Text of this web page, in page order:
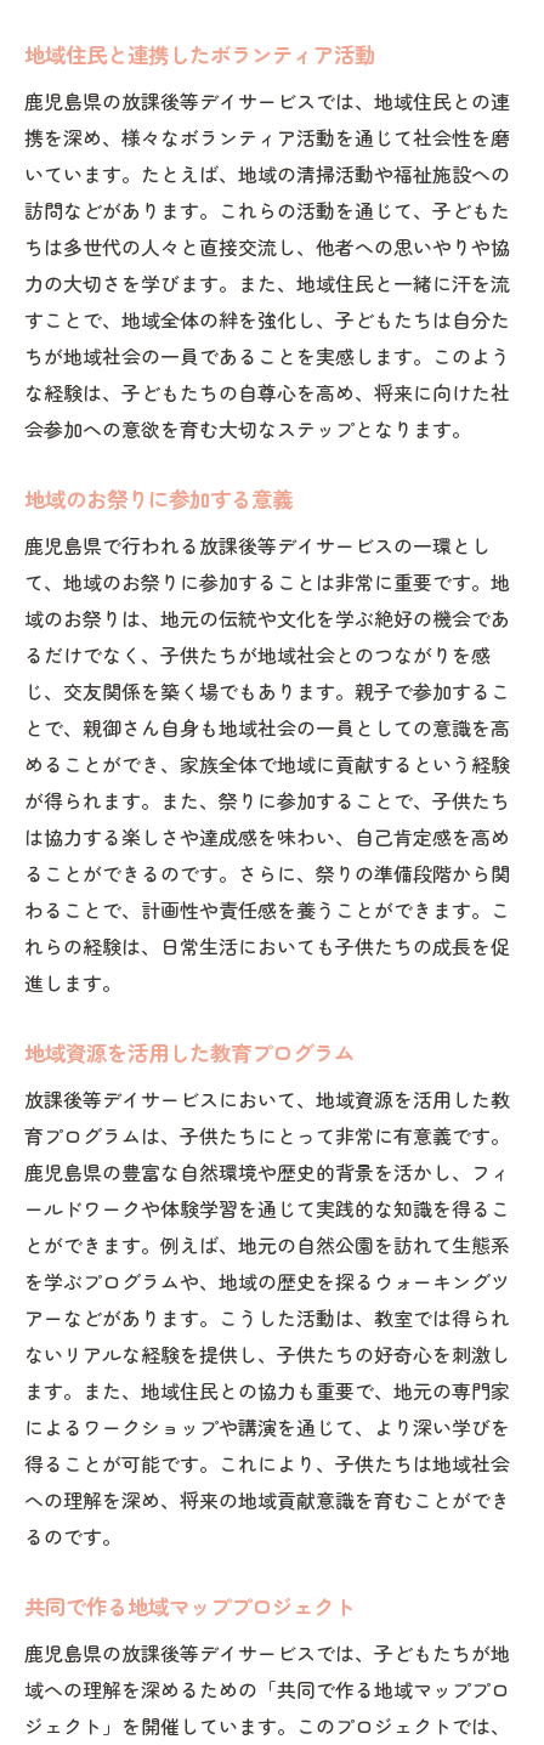
家族で楽しむ音楽フェスティバル
親子で学ぶテクノロジー教室
家族参加型の地域清掃活動
地域の伝統行事に参加することで得られる放課
後等デイサービスのメリット
伝統行事を通じた地域社会との交流
伝統文化の中で育む創造力
地域行事に参加することで得られる自信
世代を超えた交流による学び
伝統行事の準備を通じた協力体験
放課後等デイサービスが提供するコミュニケー
ション能力向上のチャンス
異年齢交流を通じた社会力育成
日常会話から学ぶスピーチスキル
自己表現を促進するディスカッション
ゲームを通じたコミュニケーションの練習
朗読イベントでの発表スキル向上
協力ゲームによるチームビルディング
地域社会への貢献と個々の成長を促す放課後等
デイサービスイベント
地域ボランティア活動の参加体験
地元企業とのコラボレーションプロジェク
生徒が企画する地域イベント
地域の歴史を学ぶフィールドワーク
地域の問題解決に向けたアイデアコンペ
鹿児島県の特色を体感できる放課後等デイサー
ビスのイベント案内
当地の伝統料理教室
地元の農産物収穫体験
鹿児島の歴史を学ぶ探訪ツアー
地域の特産品を使用したクラフト制作
地元アーティストとの交流会
伝統舞踊を体験するワークショップ
社会性を育むための多様な体験ができる放課後
演劇を通じた自己表現力の強化
スポーツを通じたフェアプレー精神の習得
音楽を通じた感受性の向上
地域探訪で学ぶ異文化理解
地域住民と連携したボランティア活動
鹿児島県の放課後等デイサービスでは、地域住民との連
携を深め、様々なボランティア活動を通じて社会性を磨
いています。たとえば、地域の清掃活動や福祉施設への
訪問などがあります。これらの活動を通じて、子どもた
ちは多世代の人々と直接交流し、他者への思いやりや協
力の大切さを学びます。また、地域住民と一緒に汗を流
すことで、地域全体の絆を強化し、子どもたちは自分た
ちが地域社会の一員であることを実感します。このよう
な経験は、子どもたちの自尊心を高め、将来に向けた社
会参加への意欲を育む大切なステップとなります。
地域のお祭りに参加する意義
鹿児島県で行われる放課後等デイサービスの一環とし
て、地域のお祭りに参加することは非常に重要です。地
域のお祭りは、地元の伝統や文化を学ぶ絶好の機会であ
るだけでなく、子供たちが地域社会とのつながりを感
じ、交友関係を築く場でもあります。親子で参加するこ
とで、親御さん自身も地域社会の一員としての意識を高
めることができ、家族全体で地域に貢献するという経験
が得られます。また、祭りに参加することで、子供たち
は協力する楽しさや達成感を味わい、自己肯定感を高め
ることができるのです。さらに、祭りの準備段階から関
わることで、計画性や責任感を養うことができます。こ
れらの経験は、日常生活においても子供たちの成長を促
進します。
地域資源を活用した教育プログラム
放課後等デイサービスにおいて、地域資源を活用した教
育プログラムは、子供たちにとって非常に有意義です。
鹿児島県の豊富な自然環境や歴史的背景を活かし、フィ
ールドワークや体験学習を通じて実践的な知識を得るこ
とができます。例えば、地元の自然公園を訪れて生態系
を学ぶプログラムや、地域の歴史を探るウォーキングツ
アーなどがあります。こうした活動は、教室では得られ
ないリアルな経験を提供し、子供たちの好奇心を刺激し
ます。また、地域住民との協力も重要で、地元の専門家
によるワークショップや講演を通じて、より深い学びを
得ることが可能です。これにより、子供たちは地域社会
への理解を深め、将来の地域貢献意識を育むことができ
るのです。
共同で作る地域マッププロジェクト
鹿児島県の放課後等デイサービスでは、子どもたちが地
域への理解を深めるための「共同で作る地域マッププロ
ジェクト」を開催しています。このプロジェクトでは、